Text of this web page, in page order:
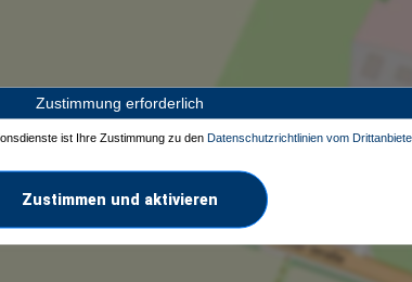
Zustimmung erforderlich
ist Ihre Zustimmung zu den Datenschutzrichtlinien vom
Zustimmen und aktivieren